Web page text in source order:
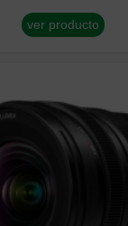
ver producto